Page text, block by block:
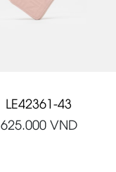
LE42361-43
625.000VND